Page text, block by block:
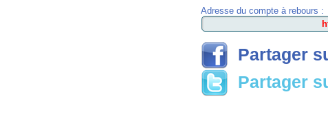
Adresse du compte à rebours :
Partager
Partager